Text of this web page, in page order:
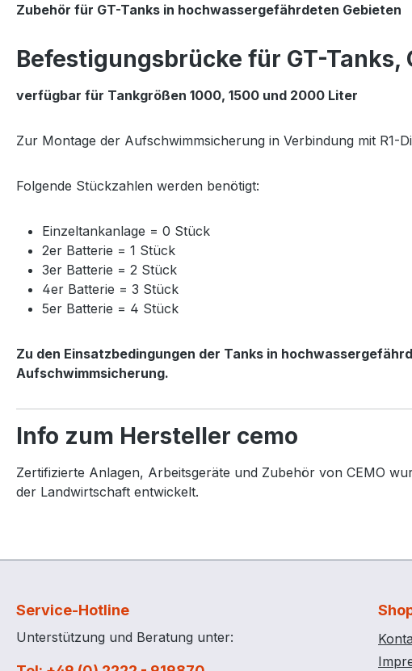
Zubehör für GT-Tanks in hochwassergefährdeten Gebieten
Befestigungsbrücke für GT-Tanks,
verfügbar für Tankgrößen 1000, 1500 und 2000 Liter
Zur Montage der Aufschwimmsicherung in Verbindung mit R1-
Folgende Stückzahlen werden benötigt:
Einzeltankanlage = 0 Stück
2er Batterie = 1 Stück
3er Batterie = 2 Stück
4er Batterie = 3 Stück
5er Batterie = 4 Stück
Zu den Einsatzbedingungen der Tanks in
Aufschwimmsicherung.
Info zum Hersteller cemo
Zertifizierte Anlagen, Arbeitsgeräte und Zubehör von CEMO
der Landwirtschaft entwickelt.
Service-Hotline
Unterstützung und Beratung unter: